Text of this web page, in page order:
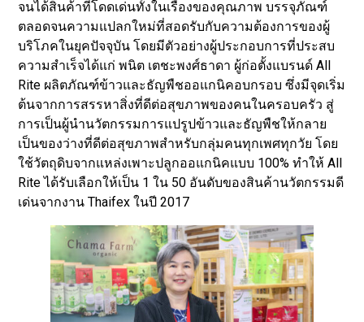
จนได้สินค้าที่โดดเด่นทั้งในเรื่องของคุณภาพ บรรจุภัณฑ์
ตลอดจนความแปลกใหม่ที่สอดรับกับความต้องการของผู้
บริโภคในยุคปัจจุบัน โดยมีตัวอย่างผู้ประกอบการที่ประสบ
ความสำเร็จได้แก่ พนิต เตชะพงศ์ธาดา ผู้ก่อตั้งแบรนด์ All
Rite ผลิตภัณฑ์ข้าวและธัญพืชออแกนิคอบกรอบ ซึ่งมีจุดเริ่ม
ต้นจากการสรรหาสิ่งที่ดีต่อสุขภาพของคนในครอบครัว สู่
การเป็นผู้นำนวัตกรรมการแปรูปข้าวและธัญพืชให้กลาย
เป็นของว่างที่ดีต่อสุขภาพสำหรับกลุ่มคนทุกเพศทุกวัย โดย
ใช้วัตถุดิบจากแหล่งเพาะปลูกออแกนิคแบบ 100% ทำให้ All
Rite ได้รับเลือกให้เป็น 1 ใน 50 อันดับของสินค้านวัตกรรมดี
เด่นจากงาน Thaifex ในปี 2017